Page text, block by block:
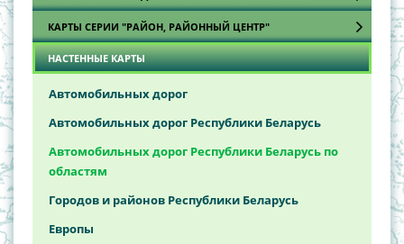
Атласы охотника и рыболова
Карты
КАРТЫ СЕРИИ "РАЙОН, РАЙОННЫЙ ЦЕНТР"
Брестская область
Витебская область
Гомельская область
Гродненская область
Минская область
Могилёвская область
НАСТЕННЫЕ КАРТЫ
Автомобильных дорог
Автомобильных дорог Республики Беларусь
Автомобильных дорог Республики Беларусь по
областям
Городов и районов Республики Беларусь
Европы